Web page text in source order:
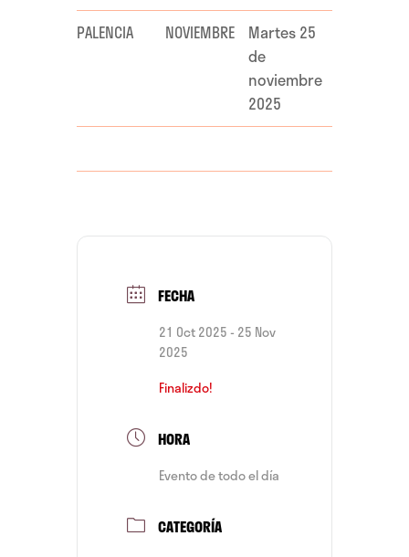
PALENCIA
NOVIEMBRE
Martes 25
de
noviembre
2025
FECHA
21 Oct 2025- 25 Nov
2025
Finalizdo!
HORA
Evento de todo el día
CATEGORÍA